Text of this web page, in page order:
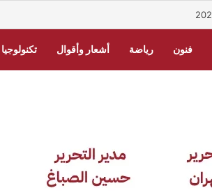
فنون رياضة أشعار وأقوال